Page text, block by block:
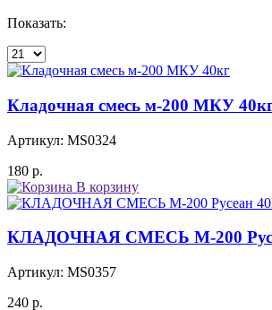
Показать:
Кладочная смесь м-200 МКУ
Артикул: MS0324
180 р.
В корзину
КЛАДОЧНАЯ СМЕСЬ М-200
Артикул: MS0357
240 р.